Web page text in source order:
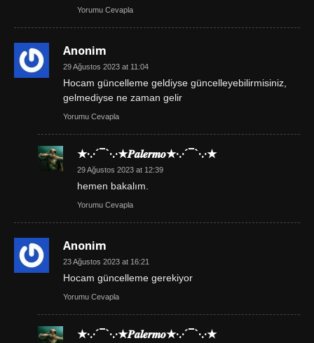
Yorumu Cevapla
Anonim
29 Ağustos 2023 at 11:04
Hocam güncelleme geldiyse güncelleyebilirmisiniz,
gelmediyse ne zaman gelir
Yorumu Cevapla
★·.·´¯`·.·★𝑷𝒂𝒍𝒆𝒓𝒎𝒐★·.·´¯`·.·★
29 Ağustos 2023 at 12:39
hemen bakalım.
Yorumu Cevapla
Anonim
23 Ağustos 2023 at 16:21
Hocam güncelleme gerekiyor
Yorumu Cevapla
★·.·´¯`·.·★𝑷𝒂𝒍𝒆𝒓𝒎𝒐★·.·´¯`·.·★